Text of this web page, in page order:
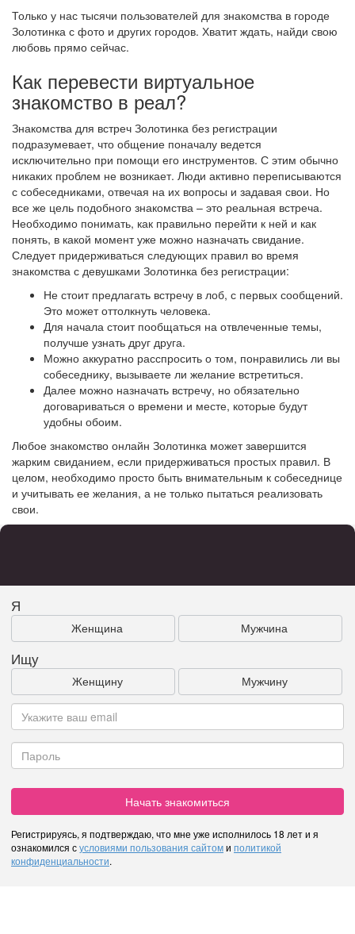
Только у нас тысячи пользователей для знакомства в городе
Золотинка с фото и других городов. Хватит ждать, найди свою
любовь прямо сейчас.
Как перевести виртуальное
знакомство в реал?
Знакомства для встреч Золотинка без регистрации
подразумевает, что общение поначалу ведется
исключительно при помощи его инструментов. С этим обычно
никаких проблем не возникает. Люди активно переписываются
с собеседниками, отвечая на их вопросы и задавая свои. Но
все же цель подобного знакомства – это реальная встреча.
Необходимо понимать, как правильно перейти к ней и как
понять, в какой момент уже можно назначать свидание.
Следует придерживаться следующих правил во время
знакомства с девушками Золотинка без регистрации:
Не стоит предлагать встречу в лоб, с первых сообщений.
Это может оттолкнуть человека.
Для начала стоит пообщаться на отвлеченные темы,
получше узнать друг друга.
Можно аккуратно расспросить о том, понравились ли вы
собеседнику, вызываете ли желание встретиться.
Далее можно назначать встречу, но обязательно
договариваться о времени и месте, которые будут
удобны обоим.
Любое знакомство онлайн Золотинка может завершится
жарким свиданием, если придерживаться простых правил. В
целом, необходимо просто быть внимательным к собеседнице
и учитывать ее желания, а не только пытаться реализовать
свои.
Я
Женщина Мужчина
Ищу
Женщину Мужчину
Начать знакомиться
Регистрируясь, я подтверждаю, что мне уже исполнилось 18 лет и я
ознакомился сусловиями пользования сайтоми политикой
конфиденциальности.